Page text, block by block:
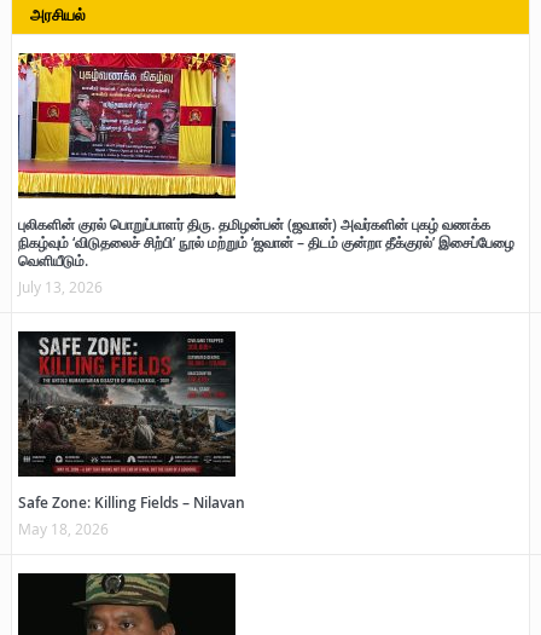
அரசியல்
புலிகளின் குரல் பொறுப்பாளர் திரு. தமிழன்பன் (ஜவான்) அவர்களின் புகழ் வணக்க
நிகழ்வும் ‘விடுதலைச் சிற்பி’ நூல் மற்றும் ‘ஜவான் – திடம் குன்றா தீக்குரல்’ இசைப்பேழை
வெளியீடும்.
July 13, 2026
Safe Zone: Killing Fields – Nilavan
May 18, 2026